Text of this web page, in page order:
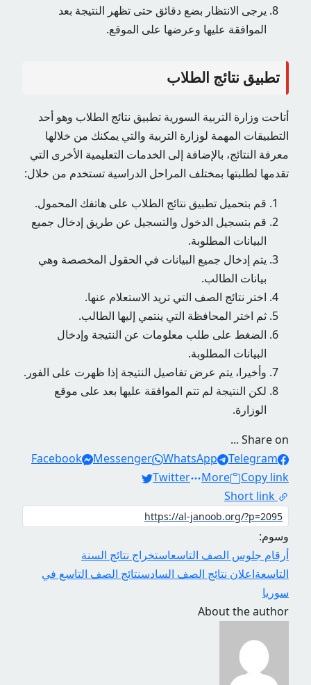
يرجى الانتظار بضع دقائق حتى تظهر النتيجة بعد
الموافقة عليها وعرضها على الموقع.
تطبيق نتائج الطلاب
أتاحت وزارة التربية السورية تطبيق نتائج الطلاب وهو أحد
التطبيقات المهمة لوزارة التربية والتي يمكنك من خلالها
معرفة النتائج، بالإضافة إلى الخدمات التعليمية الأخرى التي
تقدمها لطلبتها بمختلف المراحل الدراسية تستخدم من خلال:
قم بتحميل تطبيق نتائج الطلاب على هاتفك المحمول.
قم بتسجيل الدخول والتسجيل عن طريق إدخال جميع
البيانات المطلوبة.
يتم إدخال جميع البيانات في الحقول المخصصة وهي
بيانات الطالب.
اختر نتائج الصف التي تريد الاستعلام عنها.
ثم اختر المحافظة التي ينتمي إليها الطالب.
الضغط على طلب معلومات عن النتيجة وإدخال
البيانات المطلوبة.
وأخيرا، يتم عرض تفاصيل النتيجة إذا ظهرت على الفور.
لكن النتيجة لم تتم الموافقة عليها بعد على موقع
الوزارة.
Share on ...
Facebook
Messenger WhatsApp
Telegram
Twitter
More
Copy link
Short link
وسوم:
أرقام جلوس الصف التاسعاستخراج نتائج السنة
التاسعةاعلان نتائج الصف السادسنتائج الصف التاسع في
سوريا
About the author